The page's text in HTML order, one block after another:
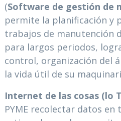
(Software de gestión de
permite la planificación y
trabajos de manutención
para largos periodos,
control, organización del
la vida útil de su
Internet de las cosas (lo
PYME recolectar datos en